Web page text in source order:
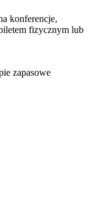
konferencje,
fizycznym lub
zapasowe